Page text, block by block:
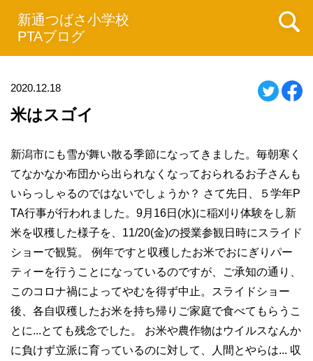
新通つばさ小学校
PTAブログ
2020.12.18
米はスゴイ
新潟市にも雪が舞い散る季節になってきました。毎朝寒く
てなかなか布団から出られなくなっておられるお子さんも
いらっしゃるのではないでしょうか？ さて先日、５学年P
TA行事が行われました。9月16日(水)に稲刈り体験をし新
米を収穫した様子を、11/20(金)の授業参観日時にスライド
ショーで観覧。 例年ですと収穫したお米でおにぎりパー
ティーを行うことになっているのですが、ご承知の通り、
このコロナ禍によってやむを得ず中止。スライドショー
後、各自収穫したお米を持ち帰りご家庭で食べてもらうこ
とに...とても残念でした。 お米や農作物はウイルスなんか
に負けず立派に育っているのに対して、人間とやらは... 収